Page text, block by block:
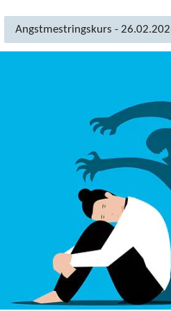
Angstmestringskurs -